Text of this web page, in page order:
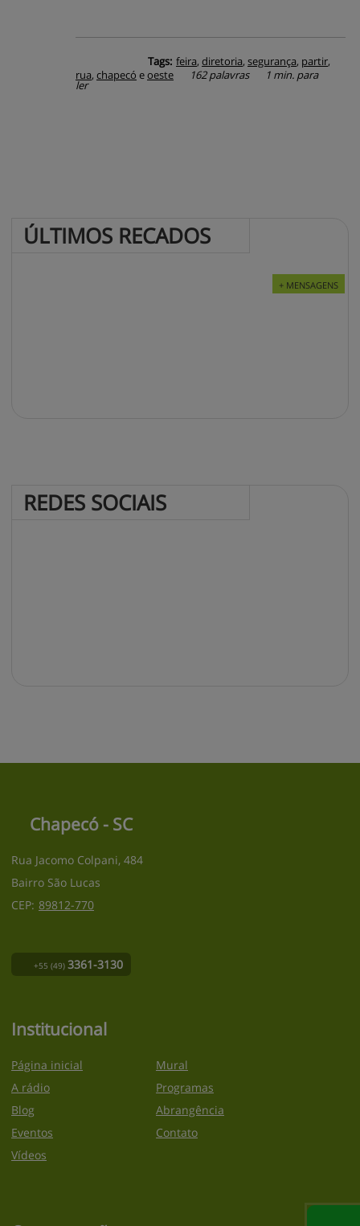
Tags: feira, diretoria, segurança, partir,
rua, chapecó eoeste 162 palavras 1 min. para
ler
ÚLTIMOS RECADOS
+ MENSAGENS
REDES SOCIAIS
Chapecó - SC
Rua Jacomo Colpani, 484
Bairro São Lucas
CEP: 89812-770
+55 (49) 3361-3130
Institucional
Página inicial
A rádio
Blog
Eventos
Vídeos
Mural
Programas
Abrangência
Contato